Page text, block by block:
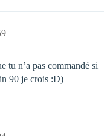
tu n’a pas commandé si
90 je crois :D)